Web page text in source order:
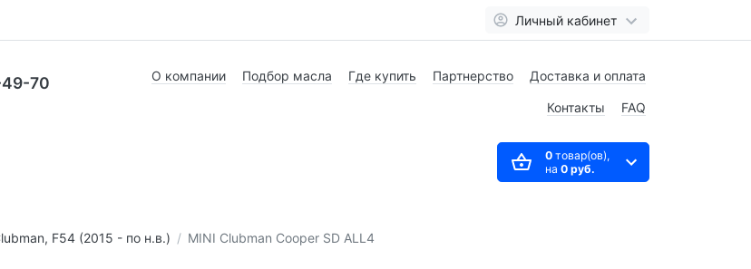
Личный кабинет
70 О компании Подбор масла Где купить Партнерство Доставка и оплата
Контакты FAQ
0товар(ов),
на 0 руб.
F54 (2015 - по н.в.) MINI Clubman Cooper SD ALL4